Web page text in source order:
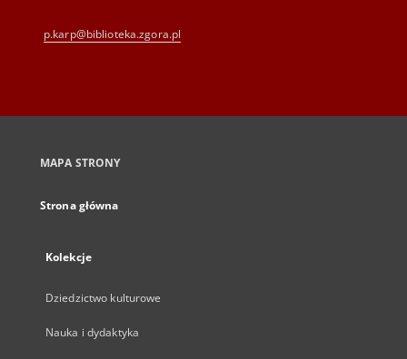
p.karp@biblioteka.zgora.pl
MAPA STRONY
Strona główna
Kolekcje
Dziedzictwo kulturowe
Nauka i dydaktyka